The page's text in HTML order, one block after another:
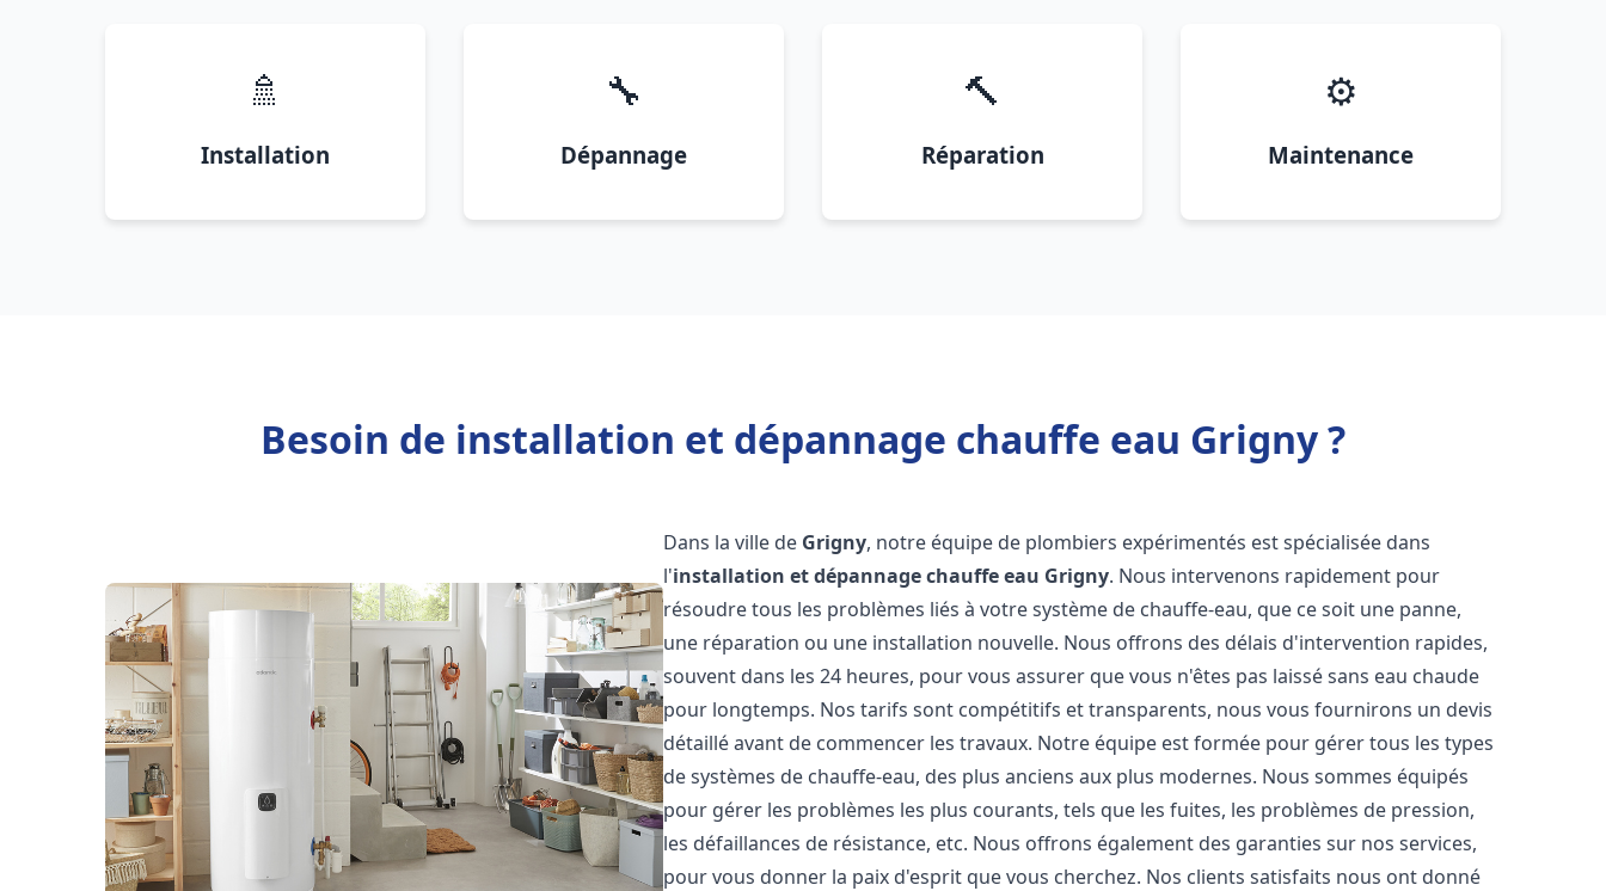
🚿
Installation
🔧
Dépannage
🔨
Réparation
⚙️
Maintenance
Besoin de installation et dépannage chauffe eau Grigny ?
Dans la ville de Grigny, notre équipe de plombiers expérimentés est spécialisée dans
l'installation et dépannage chauffe eau Grigny. Nous intervenons rapidement pour
résoudre tous les problèmes liés à votre système de chauffe-eau, que ce soit une panne,
une réparation ou une installation nouvelle. Nous offrons des délais d'intervention rapides,
souvent dans les 24 heures, pour vous assurer que vous n'êtes pas laissé sans eau chaude
pour longtemps. Nos tarifs sont compétitifs et transparents, nous vous fournirons un devis
détaillé avant de commencer les travaux. Notre équipe est formée pour gérer tous les types
de systèmes de chauffe-eau, des plus anciens aux plus modernes. Nous sommes équipés
pour gérer les problèmes les plus courants, tels que les fuites, les problèmes de pression,
les défaillances de résistance, etc. Nous offrons également des garanties sur nos services,
pour vous donner la paix d'esprit que vous cherchez. Nos clients satisfaits nous ont donné